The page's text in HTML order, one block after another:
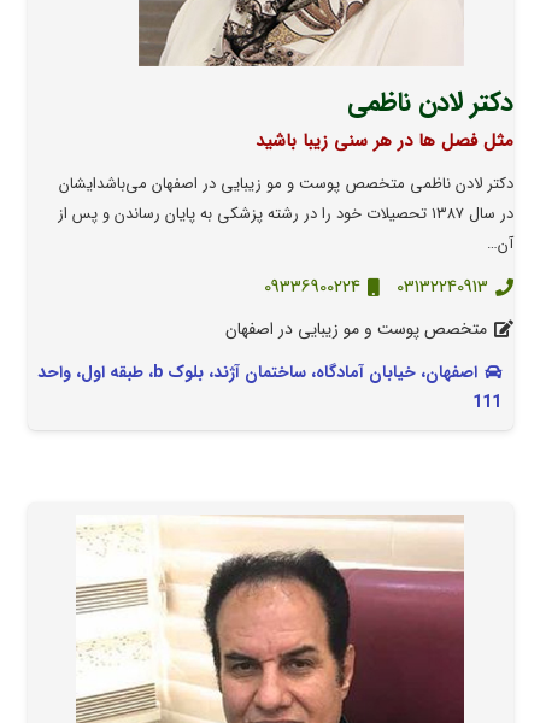
دکتر لادن ناظمی
مثل فصل ها در هر سنی زیبا باشید
دکتر لادن ناظمی متخصص پوست و مو زیبایی در اصفهان می‌باشد‌ایشان
در سال ۱۳۸۷ تحصیلات خود را در رشته پزشکی به پایان رساندن و پس از
آن…
03132240913
09336900224
متخصص پوست و مو زیبایی در اصفهان
اصفهان، خیابان آمادگاه، ساختمان آژند، بلوک b، طبقه اول، واحد
111